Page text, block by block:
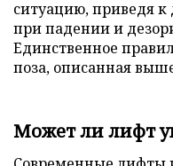
ситуацию, приведя
при падении и
Единственное
поза, описанная
Может ли лифт